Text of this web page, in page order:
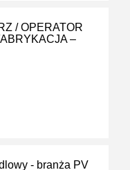
/ OPERATOR
–
- branża PV